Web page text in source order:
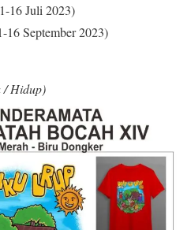
16 Juli 2023)
16 September 2023)
Hidup)